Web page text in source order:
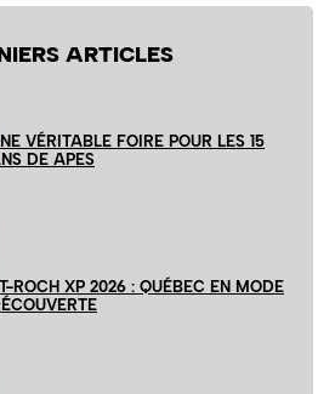
ARTICLES
VÉRITABLE FOIRE POUR LES 15
DE APES
ROCH XP 2026 : QUÉBEC EN MODE